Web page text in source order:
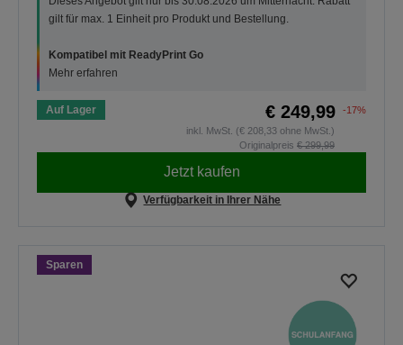
gilt für max. 1 Einheit pro Produkt und Bestellung.
Kompatibel mit ReadyPrint Go
Mehr erfahren
Auf Lager € 249,99
-17%
inkl. MwSt. (€ 208,33 ohne MwSt.)
Originalpreis € 299,99
Jetzt kaufen
Verfügbarkeit in Ihrer Nähe
Sparen